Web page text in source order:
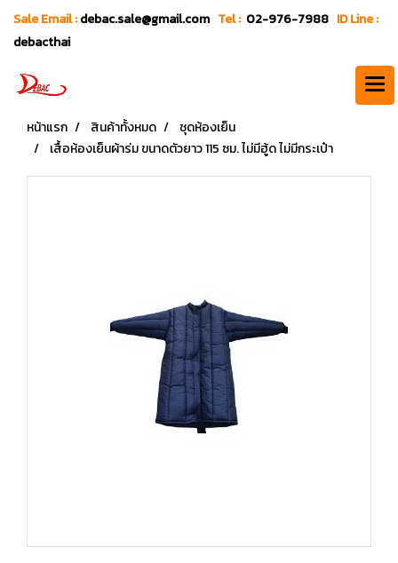
Sale Email :debac.sale@gmail.com Tel : 02-976-7988 ID Line :
debacthai
หน้าแรก สินค้าทั้งหมด
ชุดห้องเย็น
เสื้อห้องเย็นผ้าร่ม ขนาดตัวยาว 115 ซม. ไม่มีฮู้ด ไม่มีกระเป๋า